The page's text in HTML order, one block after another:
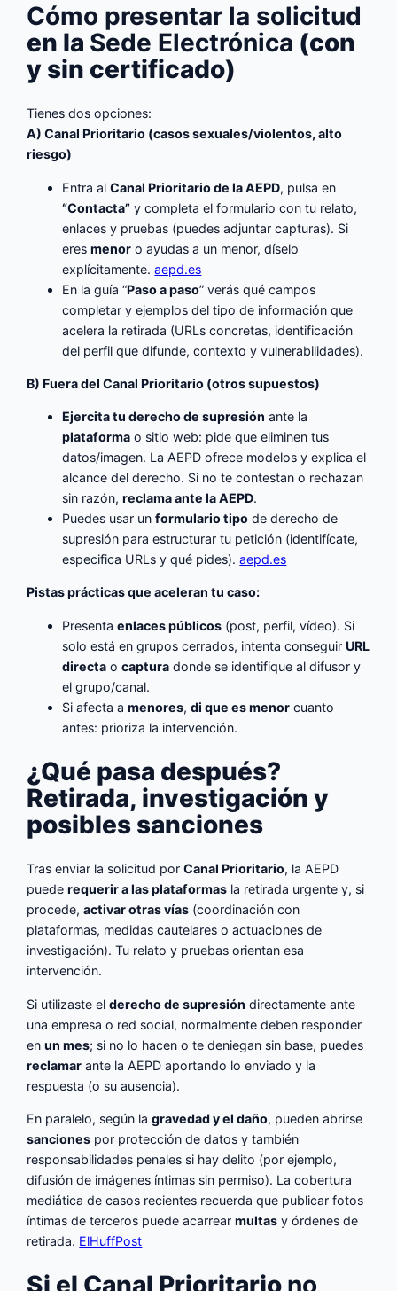
Cómo presentar la solicitud
en la Sede Electrónica (con
y sin certificado)
Tienes dos opciones:
A) Canal Prioritario (casos sexuales/violentos, alto
riesgo)
Entra alCanal Prioritario de la AEPD, pulsa en
“Contacta” y completa el formulario con tu relato,
enlaces y pruebas (puedes adjuntar capturas). Si
eresmenor o ayudas a un menor, díselo
explícitamente.aepd.es
En la guía “Paso a paso” verás qué campos
completar y ejemplos del tipo de información que
acelera la retirada (URLs concretas, identificación
del perfil que difunde, contexto y vulnerabilidades).
B) Fuera del Canal Prioritario (otros supuestos)
Ejercita tu derecho de supresión ante la
plataforma o sitio web: pide que eliminen tus
datos/imagen. La AEPD ofrece modelos y explica el
alcance del derecho. Si no te contestan o rechazan
sin razón,reclama ante la AEPD.
Puedes usar unformulario tipo de derecho de
supresión para estructurar tu petición (identifícate,
especifica URLs y qué pides).aepd.es
Pistas prácticas que aceleran tu caso:
Presentaenlaces públicos (post, perfil, vídeo). Si
solo está en grupos cerrados, intenta conseguirURL
directa ocaptura donde se identifique al difusor y
el grupo/canal.
Si afecta amenores,di que es menor cuanto
antes: prioriza la intervención.
¿Qué pasa después?
Retirada, investigación y
posibles sanciones
Tras enviar la solicitud porCanal Prioritario, la AEPD
puederequerir a las plataformas la retirada urgente y, si
procede,activar otras vías (coordinación con
plataformas, medidas cautelares o actuaciones de
investigación). Tu relato y pruebas orientan esa
intervención.
Si utilizaste elderecho de supresión directamente ante
una empresa o red social, normalmente deben responder
enun mes; si no lo hacen o te deniegan sin base, puedes
reclamar ante la AEPD aportando lo enviado y la
respuesta (o su ausencia).
En paralelo, según lagravedad y el daño, pueden abrirse
sanciones por protección de datos y también
responsabilidades penales si hay delito (por ejemplo,
difusión de imágenes íntimas sin permiso). La cobertura
mediática de casos recientes recuerda que publicar fotos
íntimas de terceros puede acarrearmultas y órdenes de
retirada. ElHuffPost
Si el Canal Prioritario no